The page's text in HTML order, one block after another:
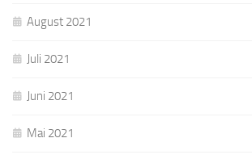
August 2021
Juli 2021
Juni 2021
Mai 2021